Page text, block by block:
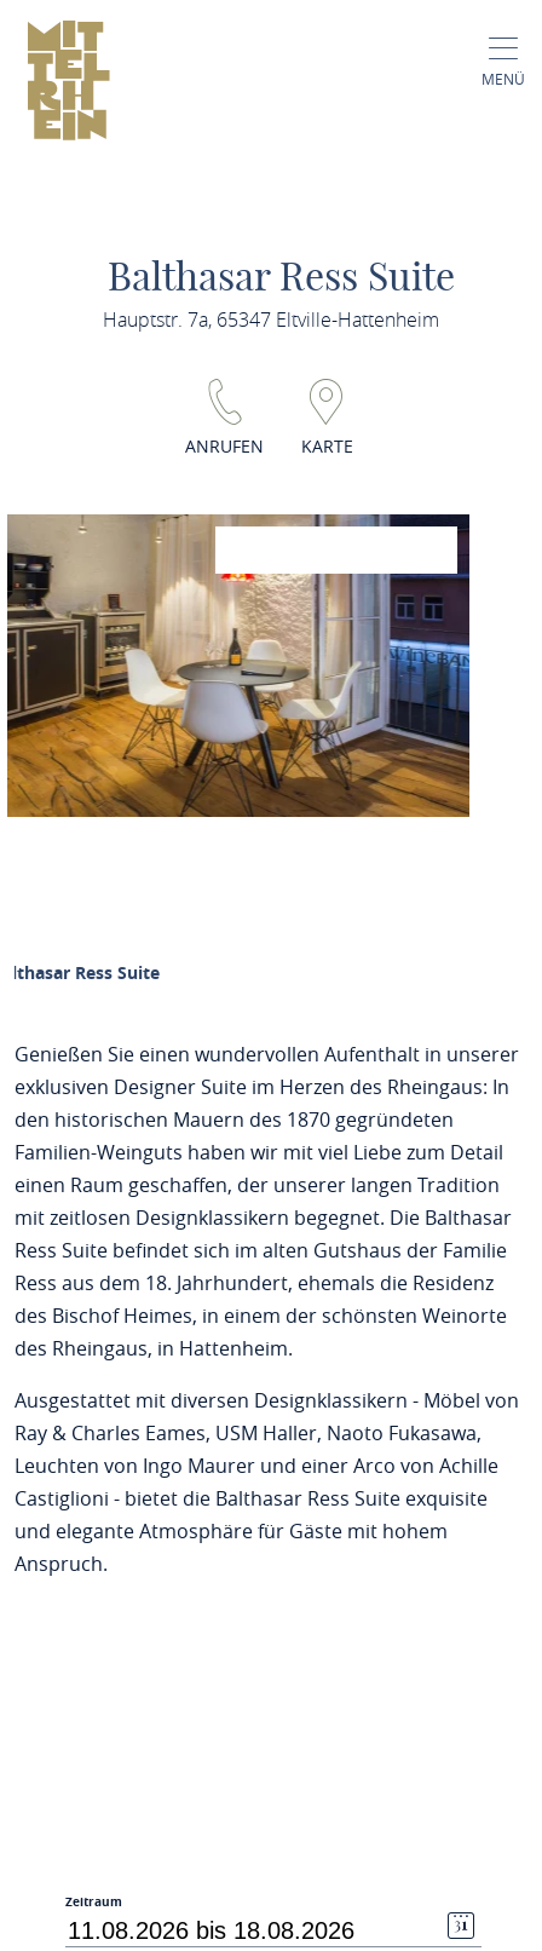
MENÜ
Balthasar Ress Suite
Hauptstr. 7a, 65347 Eltville-Hattenheim
ANRUFEN KARTE
Ress Suite
Genießen Sie einen wundervollen Aufenthalt in unserer
exklusiven Designer Suite im Herzen des Rheingaus: In
den historischen Mauern des 1870 gegründeten
Familien-Weinguts haben wir mit viel Liebe zum Detail
einen Raum geschaffen, der unserer langen Tradition
mit zeitlosen Designklassikern begegnet. Die Balthasar
Ress Suite befindet sich im alten Gutshaus der Familie
Ress aus dem 18. Jahrhundert, ehemals die Residenz
des Bischof Heimes, in einem der schönsten Weinorte
des Rheingaus, in Hattenheim.
Ausgestattet mit diversen Designklassikern - Möbel von
Ray & Charles Eames, USM Haller, Naoto Fukasawa,
Leuchten von Ingo Maurer und einer Arco von Achille
Castiglioni - bietet die Balthasar Ress Suite exquisite
und elegante Atmosphäre für Gäste mit hohem
Anspruch.
Zeitraum